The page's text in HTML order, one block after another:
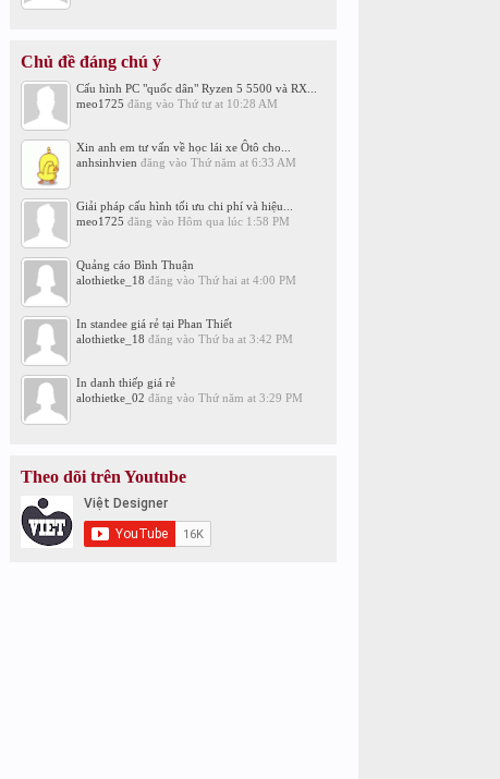
Chủ đề đáng chú ý
Cấu hình PC "quốc dân" Ryzen 5 5500 và RX...
meo1725 đăng vào Thứ tư at 10:28 AM
Xin anh em tư vấn về học lái xe Ôtô cho...
anhsinhvien đăng vào Thứ năm at 6:33 AM
Giải pháp cấu hình tối ưu chi phí và hiệu...
meo1725 đăng vào Hôm qua lúc 1:58 PM
Quảng cáo Bình Thuận
alothietke_18 đăng vào Thứ hai at 4:00 PM
In standee giá rẻ tại Phan Thiết
alothietke_18 đăng vào Thứ ba at 3:42 PM
In danh thiếp giá rẻ
alothietke_02 đăng vào Thứ năm at 3:29 PM
Theo dõi trên Youtube